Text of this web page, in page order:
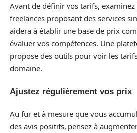
Avant de définir vos tarifs, examinez
freelances proposant des services
aidera à établir une base de prix
évaluer vos compétences. Une
propose des outils pour voir les
domaine.
Ajustez régulièrement vos prix
Au fur et à mesure que vous
des avis positifs, pensez à